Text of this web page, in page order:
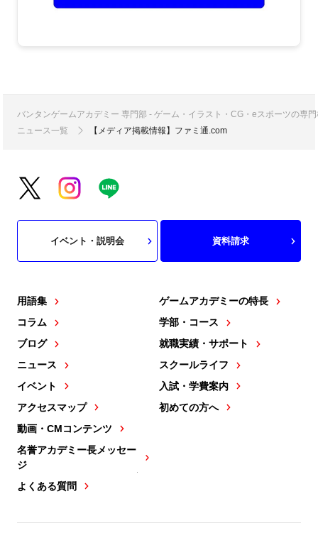
バンタンゲームアカデミー 専門部 - ゲーム・イラスト・CG・eスポーツの専
ニュース一覧
【メディア掲載情報】ファミ通.com
用語集
コラム
ブログ
ニュース
イベント
アクセスマップ
動画・CMコンテンツ
名誉アカデミー長メッセー
ジ
よくある質問
ゲームアカデミーの特長
学部・コース
就職実績・サポート
スクールライフ
入試・学費案内
初めての方へ
イベント・説明会 資料請求